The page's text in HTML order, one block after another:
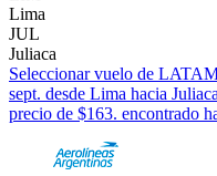
Lima
JUL
Juliaca
Seleccionar vuelo de
sept. desde Lima hacia
precio de $163. encontrado